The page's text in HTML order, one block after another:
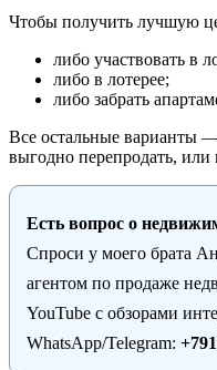
Чтобы получить лучшую
либо участвовать в
либо в лотерее;
либо забрать
Все остальные варианты
выгодно перепродать,
Есть вопрос о
Спроси у моего брата
агентом по продаже
YouTube с обзорами
WhatsApp/Telegram: